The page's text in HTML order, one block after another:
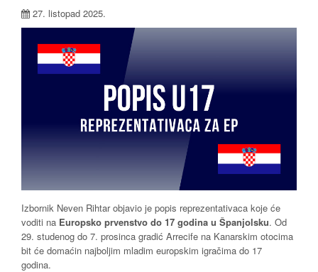
27. listopad 2025.
Izbornik Neven Rihtar objavio je popis reprezentativaca koje će
voditi na Europsko prvenstvo do 17 godina u Španjolsku. Od
29. studenog do 7. prosinca gradić Arrecife na Kanarskim otocima
bit će domaćin najboljim mladim europskim igračima do 17
godina.